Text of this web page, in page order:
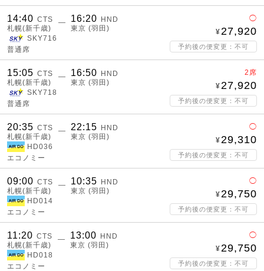
14:40 CTS
札幌(新千歳)
― 16:20
HND
東京 (羽田)
SKY716
普通席
◯
27,920
予約後の便変更：不可
15:05 CTS
札幌(新千歳)
― 16:50
HND
東京 (羽田)
SKY718
普通席
2席
27,920
予約後の便変更：不可
20:35 CTS
札幌(新千歳)
― 22:15
HND
東京 (羽田)
HD036
エコノミー
◯
29,310
予約後の便変更：不可
09:00 CTS
札幌(新千歳)
― 10:35
HND
東京 (羽田)
HD014
エコノミー
◯
29,750
予約後の便変更：不可
11:20 CTS
札幌(新千歳)
― 13:00
HND
東京 (羽田)
HD018
エコノミー
◯
29,750
予約後の便変更：不可